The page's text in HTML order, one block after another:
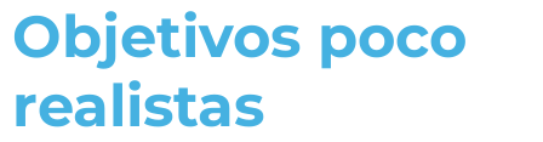
Objetivos poco
realistas